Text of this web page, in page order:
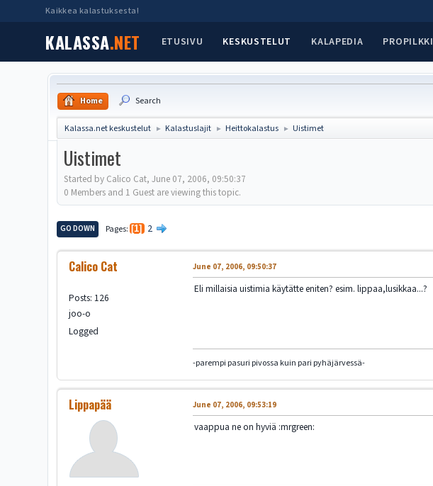
Kaikkea kalastuksesta!
KALASSA.NET ETUSIVU KESKUSTELUT KALAPEDIA PROPILKKI
Home Search
Kalassa.net keskustelut ► Kalastuslajit ► Heittokalastus ► Uistimet
Uistimet
Started by Calico Cat, June 07, 2006, 09:50:37
0 Members and 1 Guest are viewing this topic.
GO DOWN Pages 1 2
Calico Cat
Posts: 126
joo-o
Logged
June 07, 2006, 09:50:37
Eli millaisia uistimia käytätte eniten? esim. lippaa,lusikkaa...?
-parempi pasuri pivossa kuin pari pyhäjärvessä-
Lippapää June 07, 2006, 09:53:19
vaappua ne on hyviä :mrgreen: